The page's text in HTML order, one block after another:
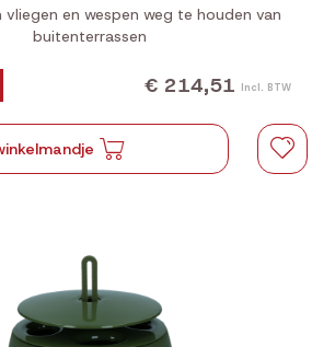
vliegen en wespen weg te houden van
buitenterrassen
€ 214,51 Incl. BTW